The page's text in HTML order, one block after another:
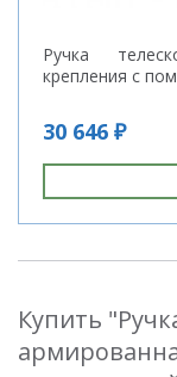
Ручка
крепления с
30 646 ₽
Купить